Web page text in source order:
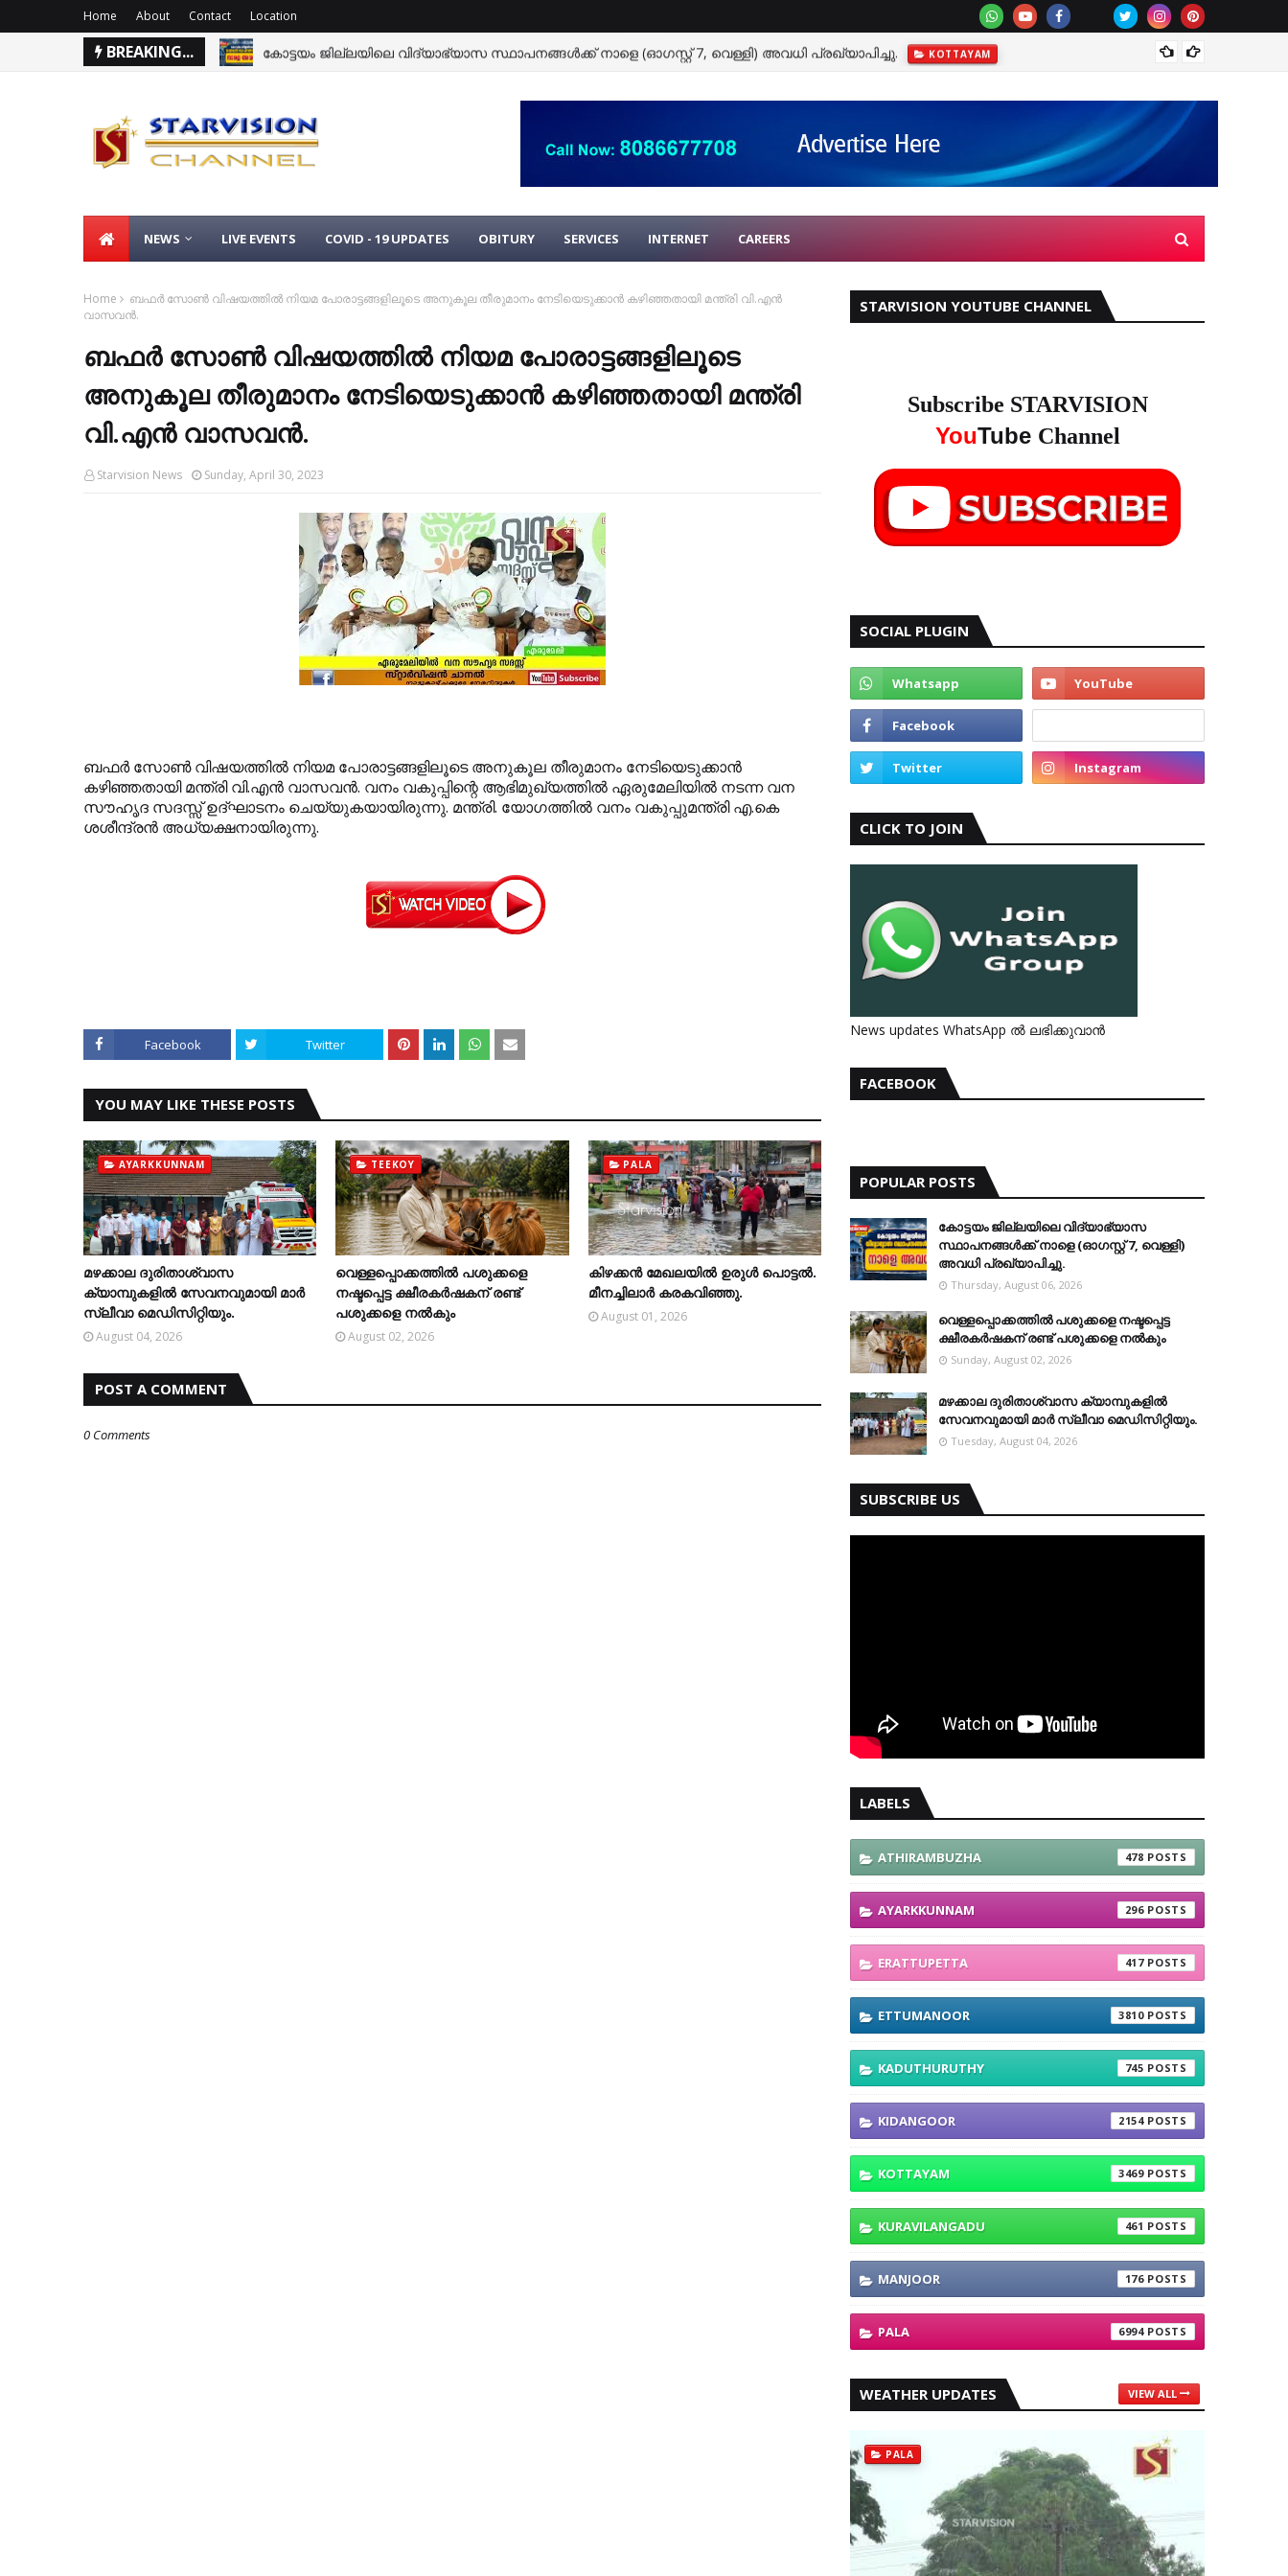
Home About Contact Location
BREAKING... കോട്ടയം ജില്ലയിലെ വിദ്യാഭ്യാസ സ്ഥാപനങ്ങള്‍ക്ക് നാളെ (ഓഗസ്റ്റ് 7, വെള്ളി) അവധി പ്രഖ്യാപിച്ചു. KOTTAYAM
NEWS LIVE EVENTS COVID - 19 UPDATES OBITURY SERVICES INTERNET CAREERS
Home
ബഫര്‍ സോണ്‍ വിഷയത്തില്‍ നിയമ പോരാട്ടങ്ങളിലൂടെ അനുകൂല തീരുമാനം നേടിയെടുക്കാന്‍ കഴിഞ്ഞതായി മന്ത്രി വി.എന്‍
വാസവന്‍.
ബഫര്‍ സോണ്‍ വിഷയത്തില്‍ നിയമ പോരാട്ടങ്ങളിലൂടെ
അനുകൂല തീരുമാനം നേടിയെടുക്കാന്‍ കഴിഞ്ഞതായി മന്ത്രി
വി.എന്‍ വാസവന്‍.
Starvision News Sunday, April 30, 2023
ബഫര്‍ സോണ്‍ വിഷയത്തില്‍ നിയമ പോരാട്ടങ്ങളിലൂടെ അനുകൂല തീരുമാനം നേടിയെടുക്കാന്‍
കഴിഞ്ഞതായി മന്ത്രി വി.എന്‍ വാസവന്‍. വനം വകുപ്പിന്റെ ആഭിമുഖ്യത്തില്‍ ഏരുമേലിയില്‍ നടന്ന വന
സൗഹൃദ സദസ്സ് ഉദ്ഘാടനം ചെയ്യുകയായിരുന്നു. മന്ത്രി. യോഗത്തില്‍ വനം വകുപ്പുമന്ത്രി എ.കെ
ശശീന്ദ്രന്‍ അധ്യക്ഷനായിരുന്നു.
Facebook Twitter
YOU MAY LIKE THESE POSTS
AYARKKUNNAM
മഴക്കാല ദുരിതാശ്വാസ
ക്യാമ്പുകളിൽ സേവനവുമായി മാർ
സ്ലീവാ മെഡിസിറ്റിയും.
August 04, 2026
TEEKOY
വെള്ളപ്പൊക്കത്തില്‍ പശുക്കളെ
നഷ്ടപ്പെട്ട ക്ഷീരകര്‍ഷകന് രണ്ട്
പശുക്കളെ നല്‍കും
August 02, 2026
PALA
കിഴക്കന്‍ മേഖലയില്‍ ഉരുള്‍ പൊട്ടല്‍.
മീനച്ചിലാര്‍ കരകവിഞ്ഞു.
August 01, 2026
POST A COMMENT
0 Comments
STARVISION YOUTUBE CHANNEL
Subscribe STARVISION
YouTube Channel
SOCIAL PLUGIN
CLICK TO JOIN
News updates WhatsApp ൽ ലഭിക്കുവാൻ
FACEBOOK
POPULAR POSTS
കോട്ടയം ജില്ലയിലെ വിദ്യാഭ്യാസ
സ്ഥാപനങ്ങള്‍ക്ക് നാളെ (ഓഗസ്റ്റ് 7, വെള്ളി)
അവധി പ്രഖ്യാപിച്ചു.
Thursday, August 06, 2026
വെള്ളപ്പൊക്കത്തില്‍ പശുക്കളെ നഷ്ടപ്പെട്ട
ക്ഷീരകര്‍ഷകന് രണ്ട് പശുക്കളെ നല്‍കും
Sunday, August 02, 2026
മഴക്കാല ദുരിതാശ്വാസ ക്യാമ്പുകളിൽ
സേവനവുമായി മാർ സ്ലീവാ മെഡിസിറ്റിയും.
Tuesday, August 04, 2026
SUBSCRIBE US
LABELS
ATHIRAMBUZHA 478
AYARKKUNNAM 296
ERATTUPETTA 417
ETTUMANOOR 3810
KADUTHURUTHY 745
KIDANGOOR 2154
KOTTAYAM 3469
KURAVILANGADU 461
MANJOOR 176
PALA 6994
WEATHER UPDATES VIEW ALL
PALA